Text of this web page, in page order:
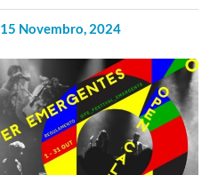
15 Novembro, 2024